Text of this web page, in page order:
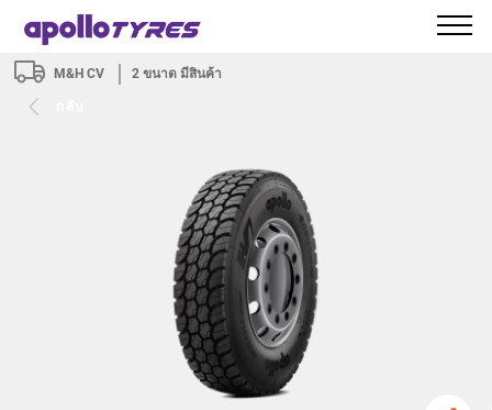
M&H CV 2 ขนาด มีสินค้า